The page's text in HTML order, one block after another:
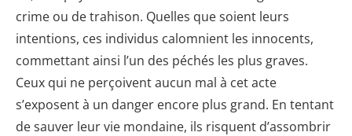
crime ou de trahison. Quelles que soient leurs
intentions, ces individus calomnient les innocents,
commettant ainsi l’un des péchés les plus graves.
Ceux qui ne perçoivent aucun mal à cet acte
s’exposent à un danger encore plus grand. En tentant
de sauver leur vie mondaine, ils risquent d’assombrir